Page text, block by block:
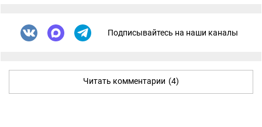
Подписывайтесь на наши каналы
Читать комментарии (4)